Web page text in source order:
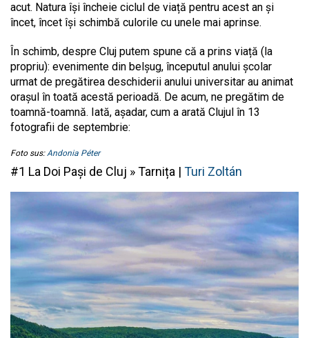
acut. Natura își încheie ciclul de viață pentru acest an și
încet, încet își schimbă culorile cu unele mai aprinse.
În schimb, despre Cluj putem spune că a prins viață (la
propriu): evenimente din belșug, începutul anului școlar
urmat de pregătirea deschiderii anului universitar au animat
orașul în toată acestă perioadă. De acum, ne pregătim de
toamnă-toamnă. Iată, așadar, cum a arată Clujul în 13
fotografii de septembrie:
Foto sus:Andonia Péter
#1 La Doi Pași de Cluj » Tarnița | Turi Zoltán